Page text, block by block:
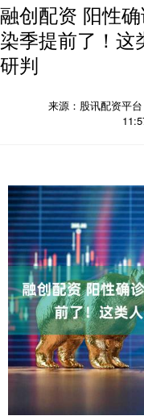
融创配资 阳性
染季提前了！这
研判
来源：股讯配资平台